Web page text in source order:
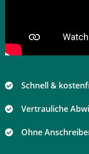
Schnell &
Vertrauliche
Ohne